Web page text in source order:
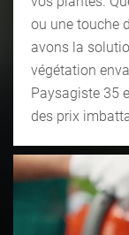
ou une touche
avons la
végétation
Paysagiste 35
des prix